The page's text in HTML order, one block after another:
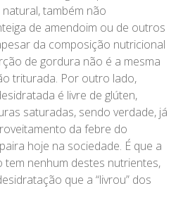
também não
de amendoim ou de outros
da composição nutricional
de gordura não é a mesma
triturada. Por outro lado,
é livre de glúten,
saturadas, sendo verdade, já
da febre do
hoje na sociedade. É que a
nenhum destes nutrientes,
que a “livrou” dos